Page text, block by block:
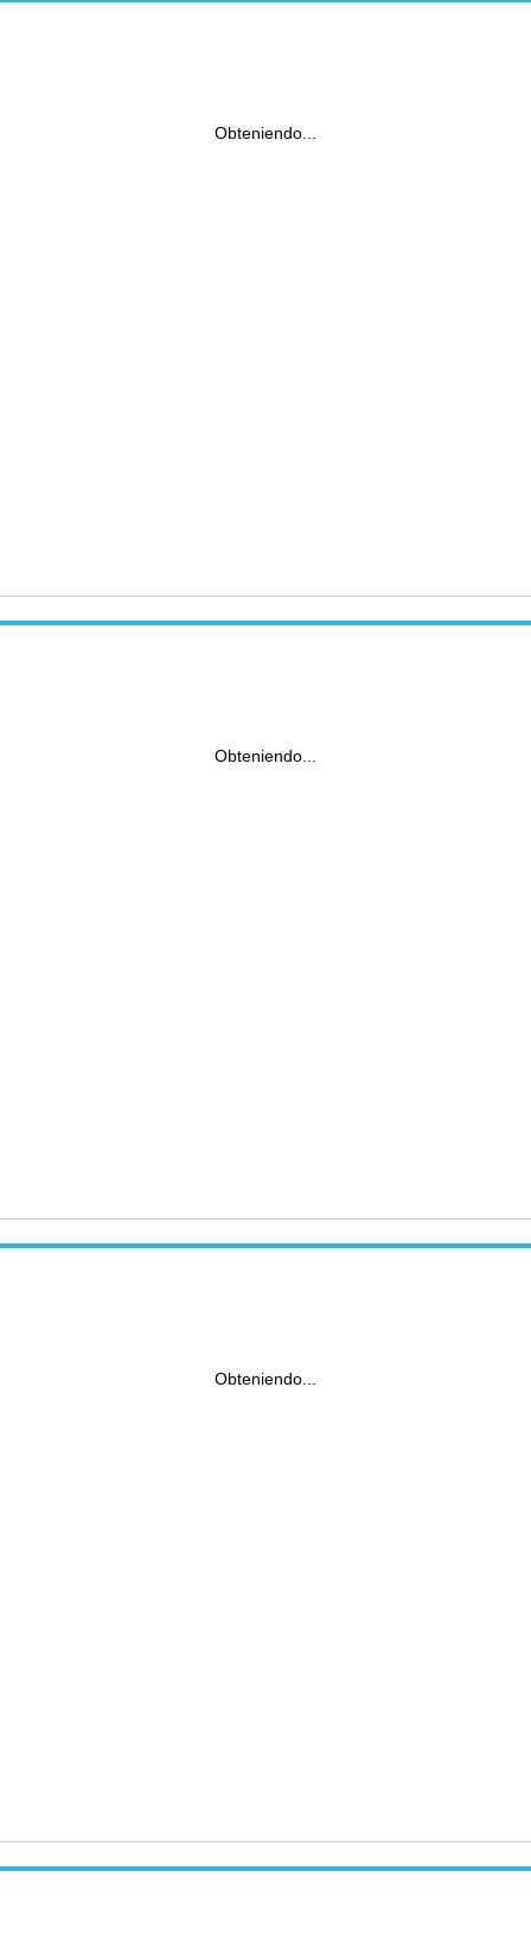
Obteniendo...
Obteniendo...
Obteniendo...